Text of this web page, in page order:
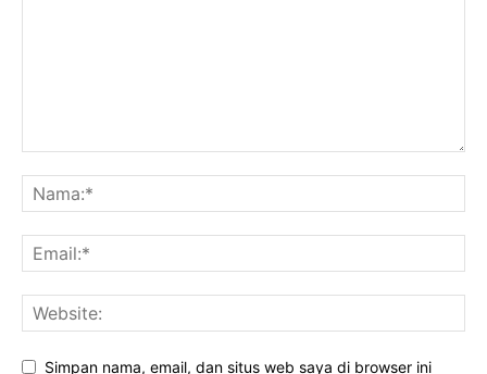
Simpan nama, email, dan situs web saya di browser ini